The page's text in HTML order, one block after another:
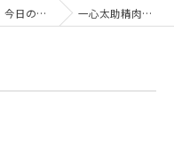
今日の一押し 一心太助精肉コーナー